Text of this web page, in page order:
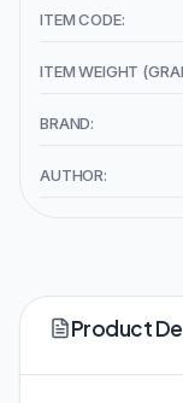
ITEM CODE:
ITEM WEIGHT
BRAND:
AUTHOR:
Product